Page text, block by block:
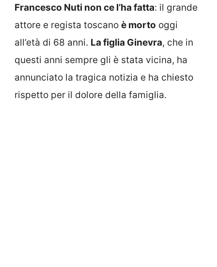
Francesco Nuti non ce l’ha fatta: il grande
attore e regista toscano è morto oggi
all’età di 68 anni. La figlia Ginevra, che in
questi anni sempre gli è stata vicina, ha
annunciato la tragica notizia e ha chiesto
rispetto per il dolore della famiglia.